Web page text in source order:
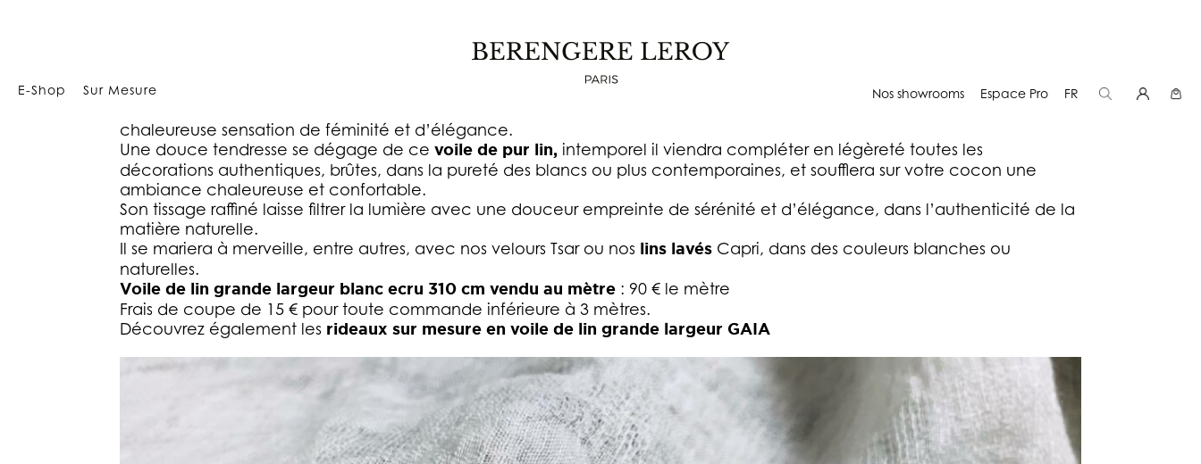
E-Shop Sur Mesure Nos showrooms Espace Pro FR
LE VOILE DE LIN GRANDE LARGEUR GAIA
chaleureuse sensation de féminité et d’élégance.
Une douce tendresse se dégage de cevoile de pur lin, intemporel il viendra compléter en légèreté toutes les
décorations authentiques, brûtes, dans la pureté des blancs ou plus contemporaines, et soufflera sur votre cocon une
ambiance chaleureuse et confortable.
Son tissage raffiné laisse filtrer la lumière avec une douceur empreinte de sérénité et d’élégance, dans l’authenticité de la
matière naturelle.
Il se mariera à merveille, entre autres, avec nos velours Tsar ou nos lins lavés Capri, dans des couleurs blanches ou
naturelles.
Voile de lin grande largeur blanc ecru 310 cm vendu au mètre : 90 € le mètre
Frais de coupe de 15 € pour toute commande inférieure à 3 mètres.
Découvrez également les rideaux sur mesure en voile de lin grande largeur GAIA